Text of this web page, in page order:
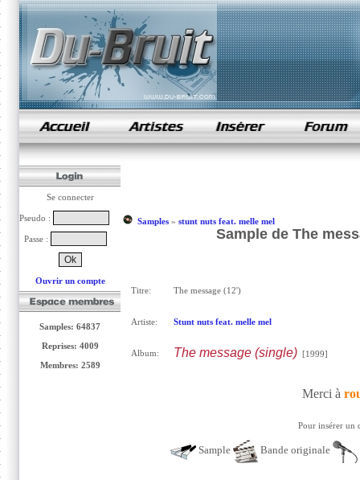
samples de rap
Se connecter
Pseudo :
Passe :
Ouvrir un compte
Samples: 64837
Reprises: 4009
Membres: 2589
Samples» stunt nuts feat. melle mel
Sample de The
Titre: The message (12')
Artiste: Stunt nuts feat. melle mel
Album: The message (single)[1999]
Merci à
Pour insérer un
Sample Bande originale